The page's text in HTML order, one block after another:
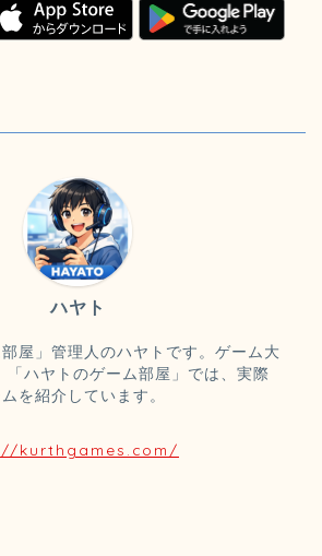
ハヤト
部屋」管理人のハヤトです。ゲーム大
「ハヤトのゲーム部屋」では、実際
を紹介しています。
kurthgames.com/